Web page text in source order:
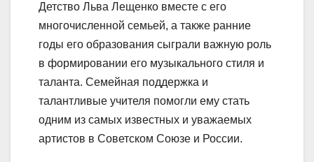
Детство Льва Лещенко вместе с его
многочисленной семьей, а также ранние
годы его образования сыграли важную роль
в формировании его музыкального стиля и
таланта. Семейная поддержка и
талантливые учителя помогли ему стать
одним из самых известных и уважаемых
артистов в Советском Союзе и России.